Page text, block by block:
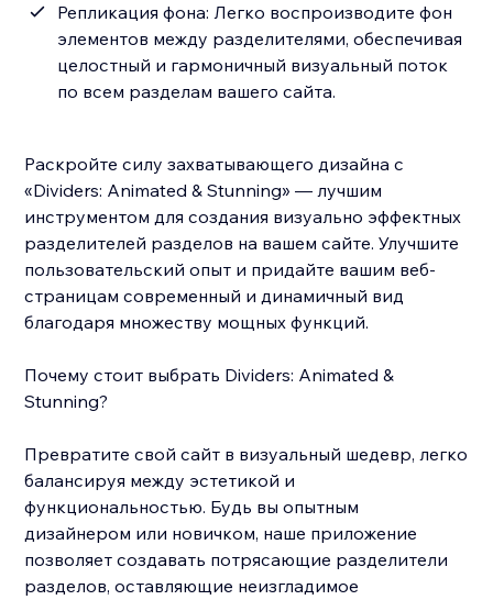
Репликация фона: Легко воспроизводите фон
элементов между разделителями, обеспечивая
целостный и гармоничный визуальный поток
по всем разделам вашего сайта.
Раскройте силу захватывающего дизайна с
«Dividers: Animated & Stunning» — лучшим
инструментом для создания визуально эффектных
разделителей разделов на вашем сайте. Улучшите
пользовательский опыт и придайте вашим веб-
страницам современный и динамичный вид
благодаря множеству мощных функций.
Почему стоит выбрать Dividers: Animated &
Stunning?
Превратите свой сайт в визуальный шедевр, легко
балансируя между эстетикой и
функциональностью. Будь вы опытным
дизайнером или новичком, наше приложение
позволяет создавать потрясающие разделители
разделов, оставляющие неизгладимое